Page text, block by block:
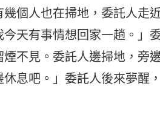
個人也在掃地，委託人走
今天有事情想回家一趟。」
不見。委託人邊掃地，旁
息吧。」委託人後來夢醒